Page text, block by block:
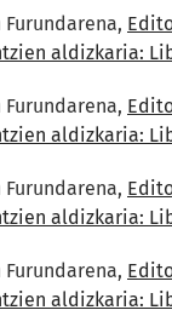
Furundarena,
aldizkaria:
Furundarena,
aldizkaria:
Furundarena,
aldizkaria:
Furundarena,
aldizkaria: